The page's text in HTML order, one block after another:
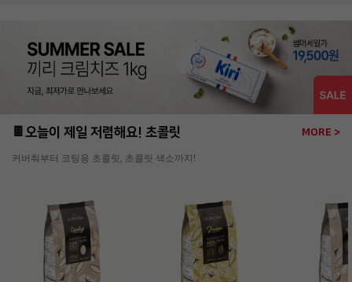
🍫오늘이 제일 저렴해요! 초콜릿 MORE >
커버춰부터 코팅용 초콜릿, 초콜릿 색소까지!